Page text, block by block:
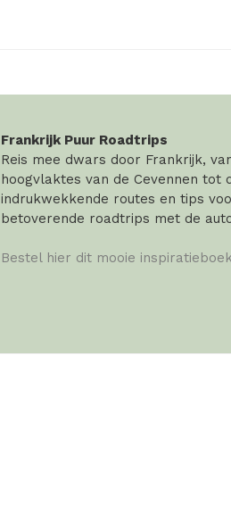
Frankrijk Puur Roadtrips
Reis mee dwars door Frankrijk,
hoogvlaktes van de Cevennen tot
indrukwekkende routes en tips
betoverende roadtrips met de
Bestel hier dit mooie